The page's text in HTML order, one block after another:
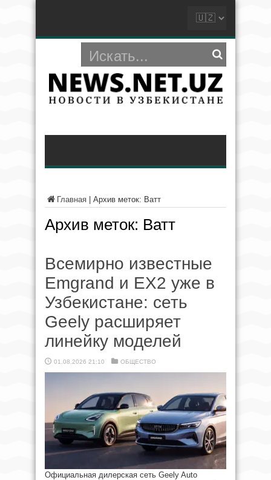
Главная Архив меток: Ватт
Архив меток: Ватт
Всемирно известные
Emgrand и EX2 уже в
Узбекистане: сеть
Geely расширяет
линейку моделей
01.08.2026 21:10 ОБЩЕСТВО
Официальная дилерская сеть Geely Auto